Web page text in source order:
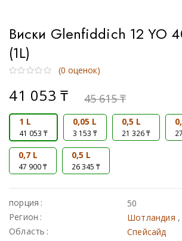
Виски Glenfiddich 12 YO
(1L)
(0 оценок)
45 615₸
41 053 ₸
1 L
41 053 ₸
0,05 L
3 153 ₸
0,5 L
21 326 ₸
0,7 L
47 900 ₸
0,5 L
26 345 ₸
порция
50
Регион
Шотландия ,
Область
Спейсайд
Купажированный солод
Солодовый
Бренд
Johnnie walker
Dewar`s
Old smuggler
Highland park